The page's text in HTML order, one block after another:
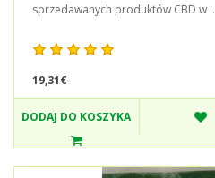
sprzedawanych produktów CBD w ..
19,31€
DODAJ DO KOSZYKA